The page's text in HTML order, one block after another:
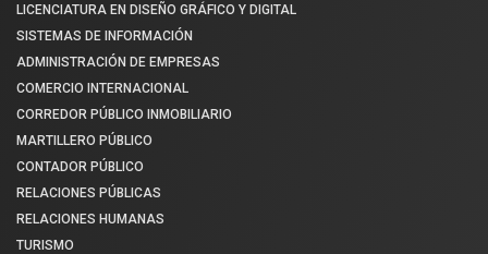
LICENCIATURA EN DISEÑO GRÁFICO Y DIGITAL
SISTEMAS DE INFORMACIÓN
ADMINISTRACIÓN DE EMPRESAS
COMERCIO INTERNACIONAL
CORREDOR PÚBLICO INMOBILIARIO
MARTILLERO PÚBLICO
CONTADOR PÚBLICO
RELACIONES PÚBLICAS
RELACIONES HUMANAS
TURISMO